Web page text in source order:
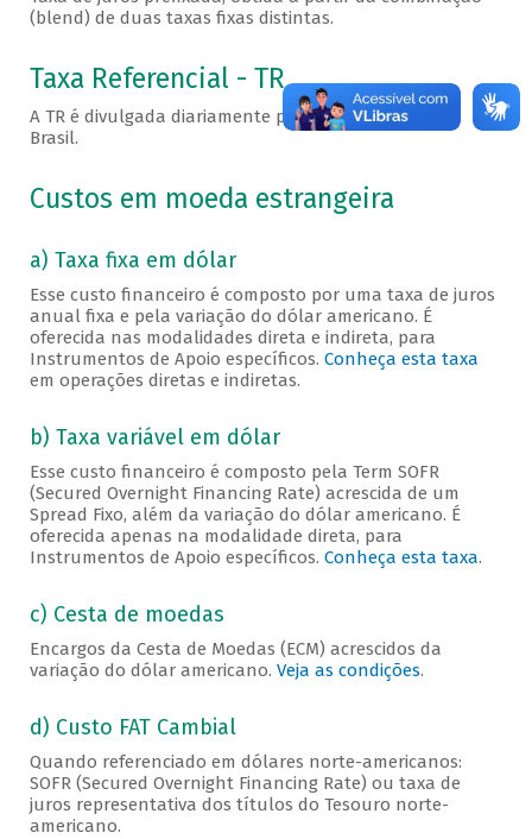
(blend) de duas taxas fixas distintas.
Taxa Referencial - TR
A TR é divulgada diariamente pelo Banco Central do
Brasil.
Custos em moeda estrangeira
a) Taxa fixa em dólar
Esse custo financeiro é composto por uma taxa de juros
anual fixa e pela variação do dólar americano. É
oferecida nas modalidades direta e indireta, para
Instrumentos de Apoio específicos. Conheça esta taxa
em operações diretas e indiretas.
b) Taxa variável em dólar
Esse custo financeiro é composto pela Term SOFR
(Secured Overnight Financing Rate) acrescida de um
Spread Fixo, além da variação do dólar americano. É
oferecida apenas na modalidade direta, para
Instrumentos de Apoio específicos. Conheça esta taxa.
c) Cesta de moedas
Encargos da Cesta de Moedas (ECM) acrescidos da
variação do dólar americano. Veja as condições.
d) Custo FAT Cambial
Quando referenciado em dólares norte-americanos:
SOFR (Secured Overnight Financing Rate) ou taxa de
juros representativa dos títulos do Tesouro norte-
americano.